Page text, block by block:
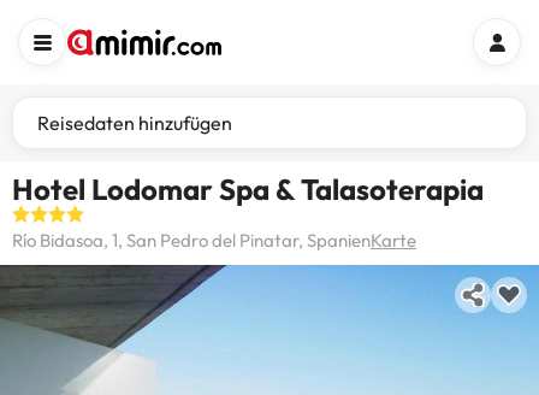
Reisedaten hinzufügen
Hotel Lodomar Spa & Talasoterapia
Río Bidasoa, 1, San Pedro del Pinatar, SpanienKarte